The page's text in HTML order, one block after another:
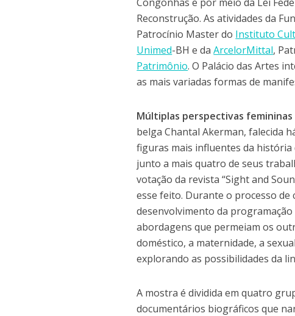
Reconstrução. As atividades da
Patrocínio Master do Instituto
Unimed-BH e daArcelorMittal,
Patrimônio. O Palácio das Artes
as mais variadas formas de
Múltiplas perspectivas femininas
belga Chantal Akerman, falecida
figuras mais influentes da história
junto a mais quatro de seus
votação da revista “Sight and
esse feito. Durante o processo
desenvolvimento da
abordagens que permeiam os
doméstico, a maternidade, a
explorando as possibilidades da
A mostra é dividida em quatro
documentários biográficos que